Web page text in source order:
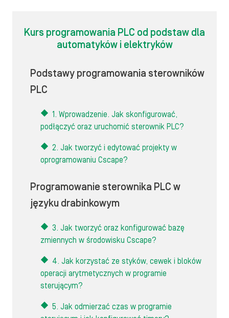
Kurs programowania PLC od podstaw dla
automatyków i elektryków
Podstawy programowania sterowników
PLC
1. Wprowadzenie. Jak skonfigurować,
podłączyć oraz uruchomić sterownik PLC?
2. Jak tworzyć i edytować projekty w
oprogramowaniu Cscape?
Programowanie sterownika PLC w
języku drabinkowym
3. Jak tworzyć oraz konfigurować bazę
zmiennych w środowisku Cscape?
4. Jak korzystać ze styków, cewek i bloków
operacji arytmetycznych w programie
sterującym?
5. Jak odmierzać czas w programie